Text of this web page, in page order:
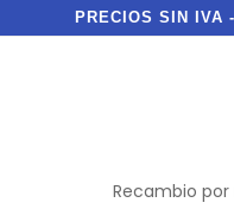
PRECIOS SIN IVA
Recambio